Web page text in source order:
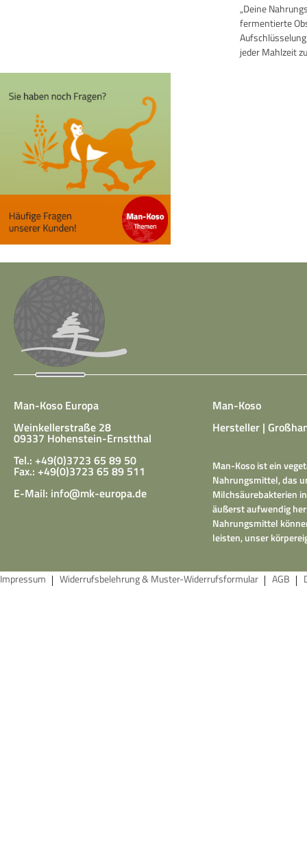
„Deine
fermentierte
jeder Mahlzeit
Man-Koso Europa
Weinkellerstraße 28
09337 Hohenstein-Ernstthal
Tel.: +49(0)3723 65 89 50
Fax.: +49(0)3723 65 89 511
E-Mail: info@mk-europa.de
Man-Koso
Hersteller |
Man-Koso ist ein
Nahrungsmittel, das
Milchsäurebakterien
äußerst aufwendig
Nahrungsmittel
leisten, unser
Impressum Widerrufsbelehrung & Muster-Widerrufsformular AGB